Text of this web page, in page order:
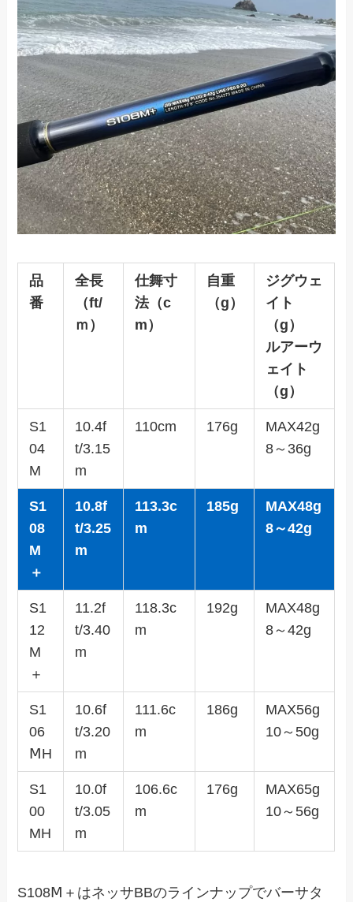
品
番
全長
（ft/
ｍ）
仕舞寸
法（c
m）
自重
（g）
ジグウェ
イト
（g）
ルアーウ
ェイト
（g）
S1
04
M
10.4f
t/3.15
m
110cm 176g
MAX42g
8～36g
S1
08
M
＋
10.8f
t/3.25
m
113.3c
m
185g
MAX48g
8～42g
S1
12
M
＋
11.2f
t/3.40
m
118.3c
m
192g
MAX48g
8～42g
S1
06
ⅯH
10.6f
t/3.20
m
111.6c
m
186g
MAX56g
10～50g
S1
00
MH
10.0f
t/3.05
m
106.6c
m
176g
MAX65g
10～56g
S108Ⅿ＋はネッサBBのラインナップでバーサタ